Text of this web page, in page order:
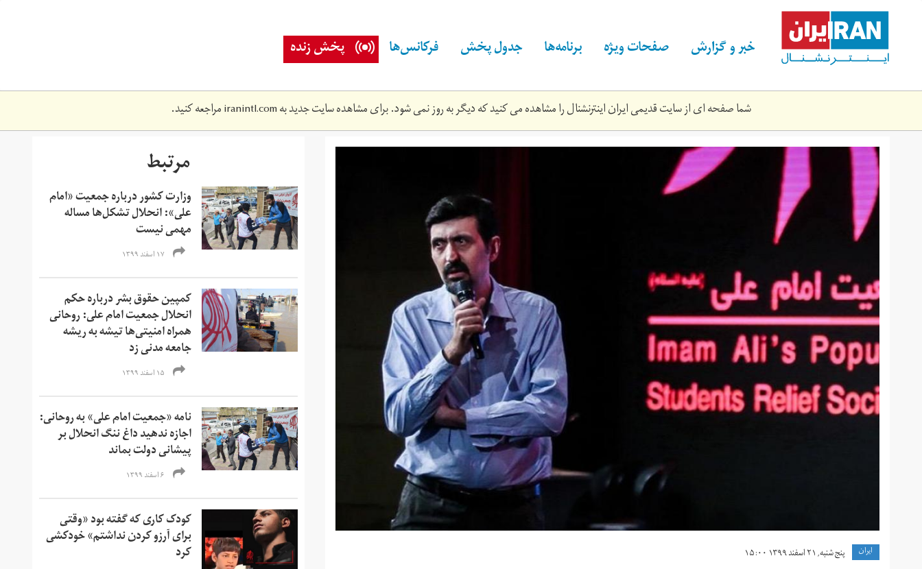
content خبر و گزارش صفحات ویژه برنامه‌ها جدول پخش فرکانس‌ها پخش زنده
شما صفحه ای از سایت قدیمی ایران اینترنشنال را مشاهده می کنید که دیگر به روز نمی شود. برای مشاهده سایت جدید بهiranintl.comمراجعه کنید.
kkkkkkkkkk.jpg
ايران پنج شنبه, ۲۱ اسفند ۱۳۹۹ ۱۵:۰۰
مرتبط
وزارت کشور درباره جمعیت «امام
علی»: انحلال تشکل‌ها مساله
مهمی نیست
۱۷ اسفند ۱۳۹۹
کمپین حقوق بشر درباره حکم
انحلال جمعیت امام علی: روحانی
همراه امنیتی‌ها تیشه به ریشه
جامعه مدنی زد
۱۵ اسفند ۱۳۹۹
نامه «جمعیت امام علی» به روحانی:
اجازه ندهید داغ ننگ انحلال بر
پیشانی دولت بماند
۶ اسفند ۱۳۹۹
کودک کاری که گفته بود «وقتی
برای آرزو کردن نداشتم» خودکشی
کرد